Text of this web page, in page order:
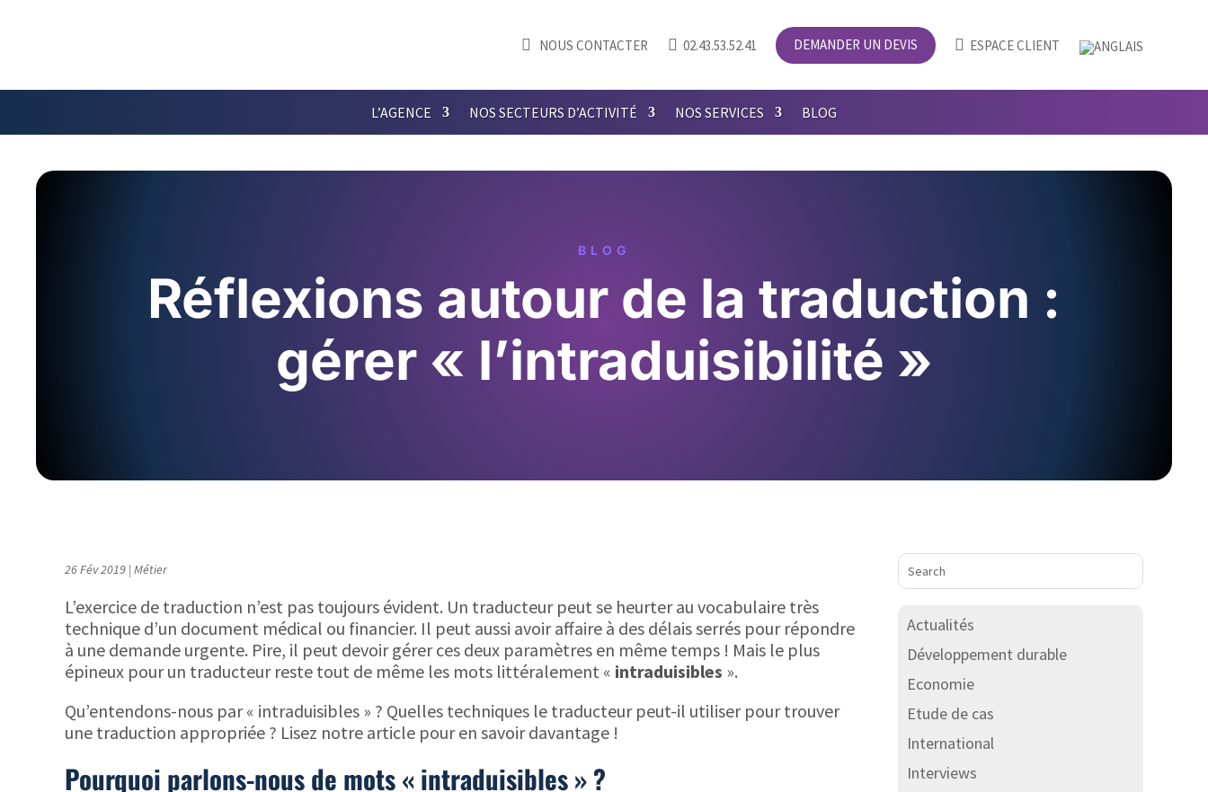
 NOUS CONTACTER  02.43.53.52.41 DEMANDER UN DEVIS  ESPACE CLIENT
L’AGENCE NOS SECTEURS D’ACTIVITÉ NOS SERVICES BLOG
BLOG
Réflexions autour de la traduction :
gérer « l’intraduisibilité »
26 Fév 2019 | Métier
L’exercice de traduction n’est pas toujours évident. Un traducteur peut se heurter au vocabulaire très
technique d’un document médical ou financier. Il peut aussi avoir affaire à des délais serrés pour répondre
à une demande urgente. Pire, il peut devoir gérer ces deux paramètres en même temps ! Mais le plus
épineux pour un traducteur reste tout de même les mots littéralement « intraduisibles ».
Qu’entendons-nous par « intraduisibles » ? Quelles techniques le traducteur peut-il utiliser pour trouver
une traduction appropriée ? Lisez notre article pour en savoir davantage !
Pourquoi parlons-nous de mots « intraduisibles » ?
Actualités
Développement durable
Economie
Etude de cas
International
Interviews